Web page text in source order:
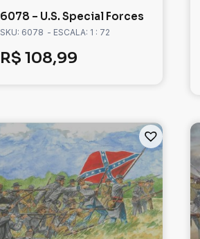
6078 – U.S. Special Forces
SKU: 6078 - ESCALA: 1 : 72
R$ 108,99